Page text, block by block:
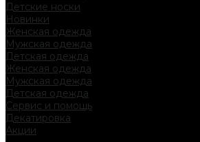
Детские носки
Новинки
Женская одежда
Мужская одежда
Детская одежда
Женская одежда
Мужская одежда
Детская одежда
Сервис и помощь
Декатировка
Акции